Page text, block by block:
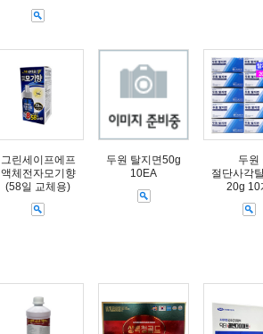
그린세이프에프
액체전자모기향
(58일 교체용)
두원 탈지면50g
10EA
두원
절단사각
20g 10